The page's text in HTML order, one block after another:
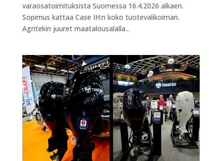
varaosatoimituksista Suomessa 16.4.2026 alkaen.
Sopimus kattaa Case IH:n koko tuotevalikoiman.
Agritekin juuret maatalousalalla...